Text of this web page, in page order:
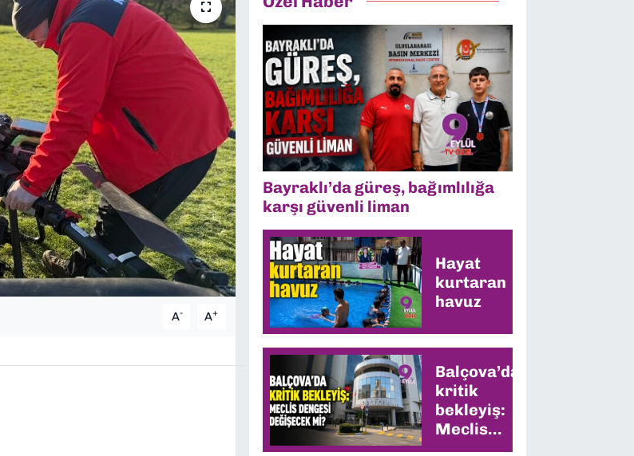
A- A+
Bayraklı’da güreş, bağımlılığa
karşı güvenli liman
Hayat
kurtaran
havuz
Balçova’da
kritik
bekleyiş:
Meclis
dengesi